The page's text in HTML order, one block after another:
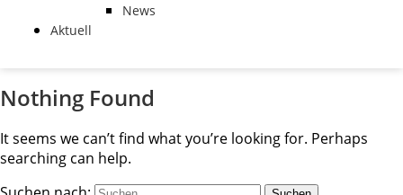
News
Aktuell
Nothing Found
It seems we can’t find what you’re looking for. Perhaps
searching can help.